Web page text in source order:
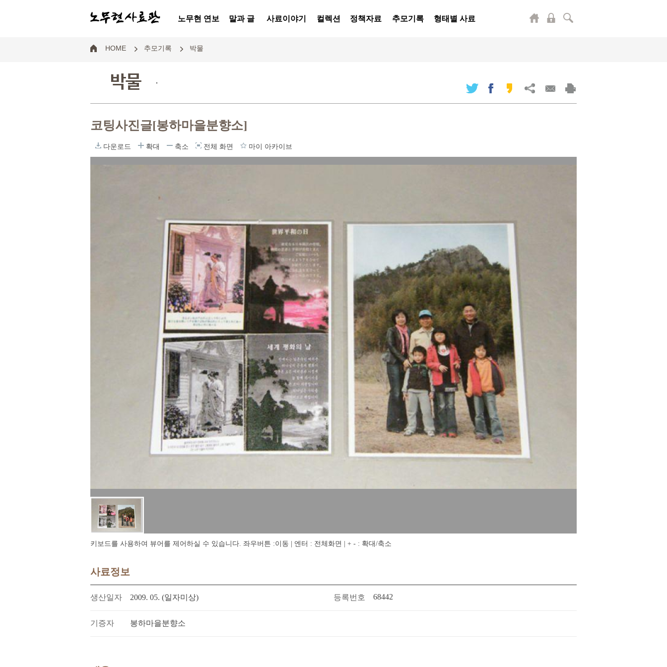
노무현 연보 말과 글 사료이야기 컬렉션 정책자료 추모기록 형태별 사료
HOME 추모기록 박물
박물 .
코팅사진글[봉하마을분향소]
다운로드 확대 축소 전체 화면 마이 아카이브
키보드를 사용하여 뷰어를 제어하실 수 있습니다. 좌우버튼 :이동 | 엔터 : 전체화면 | + - : 확대/축소
사료정보
생산일자 2009. 05. (일자미상) 등록번호 68442
기증자 봉하마을분향소